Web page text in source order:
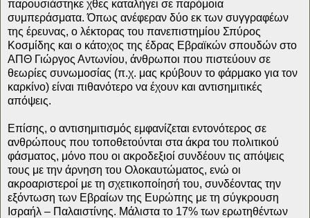
παρουσιάστηκε χθες καταλήγει σε παρόμοια
συμπεράσματα. Όπως ανέφεραν δύο εκ των συγγραφέων
της έρευνας, ο λέκτορας του πανεπιστημίου Σπύρος
Κοσμίδης και ο κάτοχος της έδρας Εβραϊκών σπουδών στο
ΑΠΘ Γιώργος Αντωνίου, άνθρωποι που πιστεύουν σε
θεωρίες συνωμοσίας (π.χ. μας κρύβουν το φάρμακο για τον
καρκίνο) είναι πιθανότερο να έχουν και αντισημιτικές
απόψεις.
Επίσης, ο αντισημιτισμός εμφανίζεται εντονότερος σε
ανθρώπους που τοποθετούνται στα άκρα του πολιτικού
φάσματος, μόνο που οι ακροδεξιοί συνδέουν τις απόψεις
τους με την άρνηση του Ολοκαυτώματος, ενώ οι
ακροαριστεροί με τη σχετικοποίησή του, συνδέοντας την
εξόντωση των Εβραίων της Ευρώπης με τη σύγκρουση
Ισραήλ – Παλαιστίνης. Μάλιστα το 17% των ερωτηθέντων